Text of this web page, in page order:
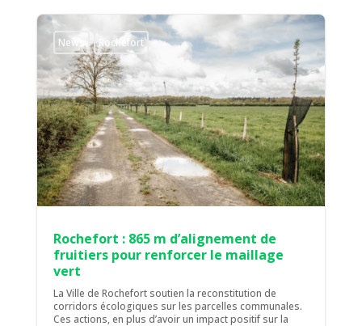
News Rochefort
Rochefort : 865 m d’alignement de
fruitiers pour renforcer le maillage
vert
La Ville de Rochefort soutien la reconstitution de
corridors écologiques sur les parcelles communales.
Ces actions, en plus d’avoir un impact positif sur la